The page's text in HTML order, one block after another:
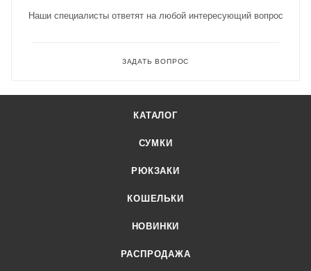
Наши специалисты ответят на любой интересующий вопрос
ЗАДАТЬ ВОПРОС
КАТАЛОГ
СУМКИ
РЮКЗАКИ
КОШЕЛЬКИ
НОВИНКИ
РАСПРОДАЖА